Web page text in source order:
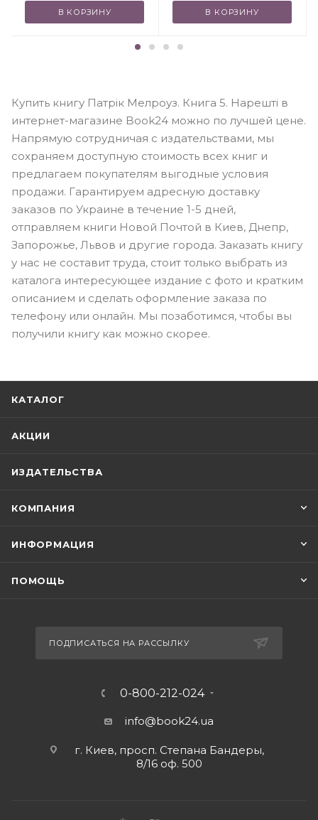
В КОРЗИНУ В КОРЗИНУ
Купить книгу Патрік Мелроуз. Книга 5. Нарешті в
интернет-магазине Book24 можно по лучшей цене.
Напрямую сотрудничая с издательствами, мы
сохраняем доступную стоимость всех книг и
предлагаем покупателям выгодные условия
продажи. Гарантируем адресную доставку
заказов по Украине в течение 1-5 дней,
отправляем книги Новой Почтой в Киев, Днепр,
Запорожье, Львов и другие города. Заказать книгу
у нас не составит труда, стоит только выбрать из
каталога интересующее издание с фото и кратким
описанием и сделать оформление заказа по
телефону или онлайн. Мы позаботимся, чтобы вы
получили книгу как можно скорее.
КАТАЛОГ
АКЦИИ
ИЗДАТЕЛЬСТВА
КОМПАНИЯ
ИНФОРМАЦИЯ
ПОМОЩЬ
ПОДПИСАТЬСЯ НА РАССЫЛКУ
0-800-212-024
info@book24.ua
г. Киев, просп. Степана Бандеры,
8/16 оф. 500